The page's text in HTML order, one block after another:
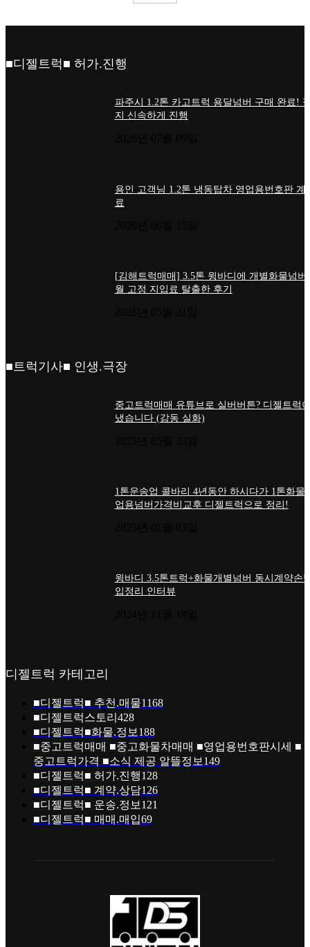
■디젤트럭■ 허가.진행
파주시 1.2톤 카고트럭 용달넘버 구매 완료!
지 신속하게 진행
용인 고객님 1.2톤 냉동탑차 영업용번호판 계
료
[김해트럭매매] 3.5톤 윙바디에 개별화물넘버
월 고정 지입료 탈출한 후기
■트럭기사■ 인생.극장
중고트럭매매 유튜브로 실버버튼? 디젤트럭
냈습니다 (감동 실화)
1톤운송업 콜바리 4년동안 하시다가 1톤화물
업용넘버가격비교후 디젤트럭으로 정리!
윙바디 3.5톤트럭+화물개별넘버 동시계약손
입정리 인터뷰
디젤트럭 카테고리
■디젤트럭■ 추천.매물1168
■디젤트럭스토리 428
■디젤트럭■화물.정보 188
■중고트럭매매 ■중고화물차매매 ■영업용번호판시세 ■
중고트럭가격 ■소식 제공 알뜰정보 149
■디젤트럭■ 허가.진행128
■디젤트럭■ 계약.상담126
■디젤트럭■ 운송.정보 121
■디젤트럭■ 매매.매입69